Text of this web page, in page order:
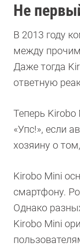
Не
В 2013 году
между
Даже тогда
ответную
Теперь Kirobo
«Упс!», если
хозяину о
Kirobo Mini
смартфону.
Однако
Kirobo Mini